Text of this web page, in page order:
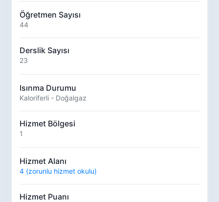
Öğretmen Sayısı
44
Derslik Sayısı
23
Isınma Durumu
Kaloriferli - Doğalgaz
Hizmet Bölgesi
1
Hizmet Alanı
4 (zorunlu hizmet okulu)
Hizmet Puanı